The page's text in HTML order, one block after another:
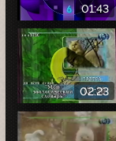
01:43
02:23